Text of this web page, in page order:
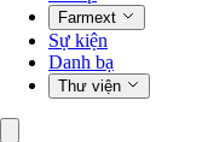
Farmext
Sự kiện
Danh bạ
Thư viện